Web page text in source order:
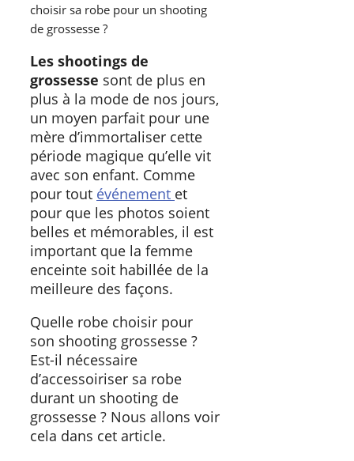
choisir sa robe pour un shooting
de grossesse ?
Les shootings de
grossesse sont de plus en
plus à la mode de nos jours,
un moyen parfait pour une
mère d’immortaliser cette
période magique qu’elle vit
avec son enfant. Comme
pour tout événement et
pour que les photos soient
belles et mémorables, il est
important que la femme
enceinte soit habillée de la
meilleure des façons.
Quelle robe choisir pour
son shooting grossesse ?
Est-il nécessaire
d’accessoiriser sa robe
durant un shooting de
grossesse ? Nous allons voir
cela dans cet article.